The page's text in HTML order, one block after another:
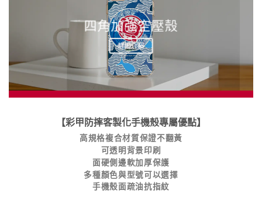
四角加強空壓殼
詳細介紹
【彩甲防摔客製化手機殼專屬優點】
高規格複合材質保證不翻黃
可透明背景印刷
面硬側邊軟加厚保護
多種顏色與型號可以選擇
手機殼面疏油抗指紋